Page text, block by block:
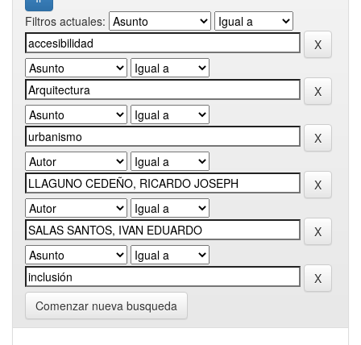
Filtros actuales:
Comenzar nueva busqueda